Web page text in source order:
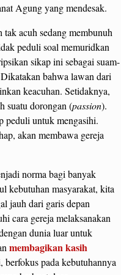
Agung yang mendesak.
acuh sedang membunuh
peduli soal memuridkan
sikap ini sebagai suam-
bahwa lawan dari
keacuhan. Setidaknya,
suatu dorongan (passion).
peduli untuk mengasihi.
akan membawa gereja
norma bagi banyak
kebutuhan masyarakat, kita
jauh dari garis depan
cara gereja melaksanakan
dunia luar untuk
membagikan kasih
berfokus pada kebutuhannya